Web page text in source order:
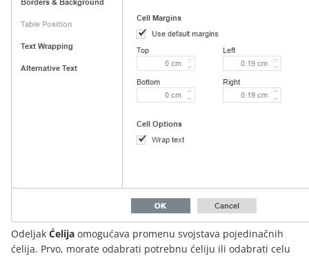
Odeljak Ćelija omogućava promenu svojstava pojedinačnih
ćelija. Prvo, morate odabrati potrebnu ćeliju ili odabrati celu